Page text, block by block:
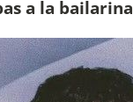
a la bailarina